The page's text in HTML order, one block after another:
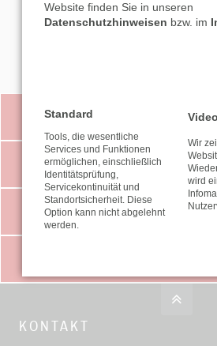
E-MAIL
VIDEO-
STEUER-
KONTAKT
Website finden Sie in unseren
Datenschutzhinweisen bzw. im
Standard
Tools, die wesentliche
Services und Funktionen
ermöglichen, einschließlich
Identitätsprüfung,
Servicekontinuität und
Standortsicherheit. Diese
Option kann nicht abgelehnt
werden.
Wir
wird